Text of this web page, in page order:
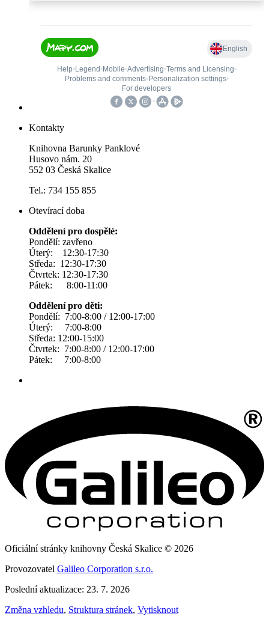
Kontakty
Knihovna Barunky Panklové
Husovo nám. 20
552 03 Česká Skalice
Tel.: 734 155 855
Otevírací doba
Oddělení pro dospělé:
Pondělí: zavřeno
Úterý: 12:30-17:30
Středa: 12:30-17:30
Čtvrtek: 12:30-17:30
Pátek: 8:00-11:00
Oddělení pro děti:
Pondělí: 7:00-8:00 / 12:00-17:00
Úterý: 7:00-8:00
Středa: 12:00-15:00
Čtvrtek: 7:00-8:00 / 12:00-17:00
Pátek: 7:00-8:00
Oficiální stránky knihovny Česká Skalice © 2026
Provozovatel Galileo Corporation s.r.o.
Poslední aktualizace: 23. 7. 2026
Změna vzhledu, Struktura stránek, Vytisknout